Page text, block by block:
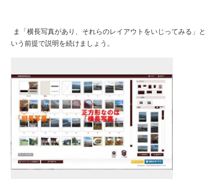
ま「横長写真があり、それらのレイアウトをいじってみる」と
いう前提で説明を続けましょう。